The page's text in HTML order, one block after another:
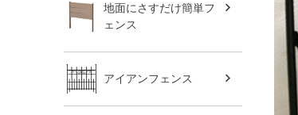
地面にさすだけ簡単フ
ェンス
アイアンフェンス